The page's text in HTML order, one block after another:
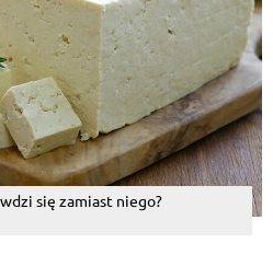
się zamiast niego?